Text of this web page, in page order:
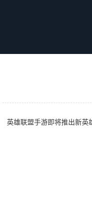
英雄联盟手游即将推出新英